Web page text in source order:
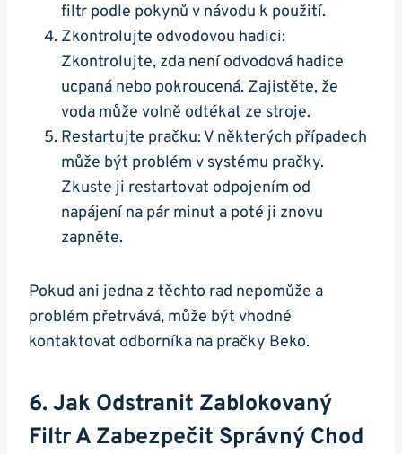
filtr podle pokynů v⁢ návodu k použití.
Zkontrolujte odvodovou hadici:
Zkontrolujte, zda není odvodová hadice‌
ucpaná nebo pokroucená. Zajistěte, že
voda může volně⁣ odtékat ze​ stroje.
Restartujte pračku: V některých případech
může být‌ problém v systému pračky. ​
Zkuste ji restartovat odpojením od
napájení na pár minut a poté ji znovu
zapněte.
Pokud ani jedna z těchto rad nepomůže a
problém přetrvává, může být ‍vhodné
kontaktovat odborníka na pračky Beko.
6.‍ Jak Odstranit Zablokovaný
Filtr A Zabezpečit Správný Chod ​